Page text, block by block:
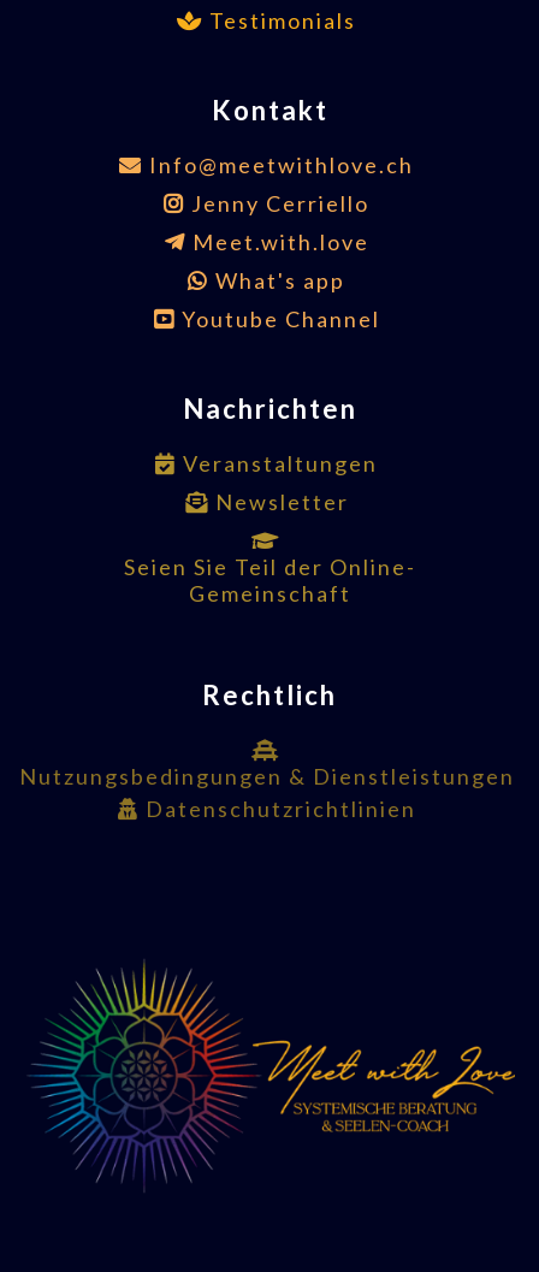
Testimonials
Kontakt
Info@meetwithlove.ch
Jenny Cerriello
Meet.with.love
What's app
Youtube Channel
Nachrichten
Veranstaltungen
Newsletter
Seien Sie Teil der Online-
Gemeinschaft
Rechtlich
Nutzungsbedingungen & Dienstleistungen
Datenschutzrichtlinien